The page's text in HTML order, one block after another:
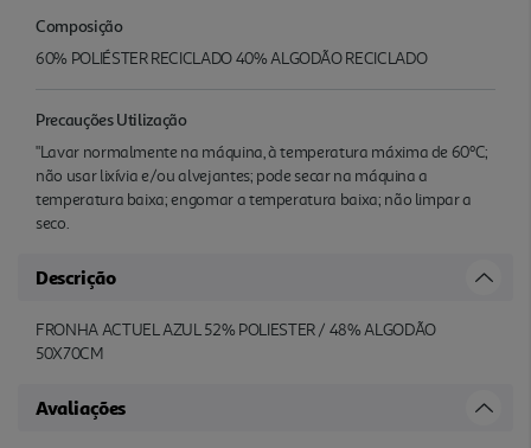
Composição
60% POLIÉSTER RECICLADO 40% ALGODÃO RECICLADO
Precauções Utilização
"Lavar normalmente na máquina, à temperatura máxima de 60ºC;
não usar lixívia e/ou alvejantes; pode secar na máquina a
temperatura baixa; engomar a temperatura baixa; não limpar a
seco.
Descrição
FRONHA ACTUEL AZUL 52% POLIESTER / 48% ALGODÃO
50X70CM
Avaliações